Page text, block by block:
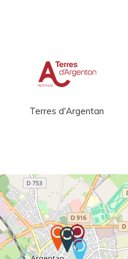
Terres d'Argentan